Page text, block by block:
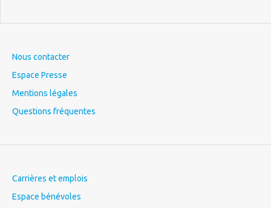
Nous contacter
Espace Presse
Mentions légales
Questions fréquentes
Carrières et emplois
Espace bénévoles